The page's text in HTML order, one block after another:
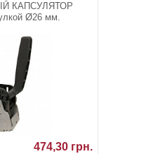
КАПСУЛЯТОР
Ø26 мм.
474,30 грн.